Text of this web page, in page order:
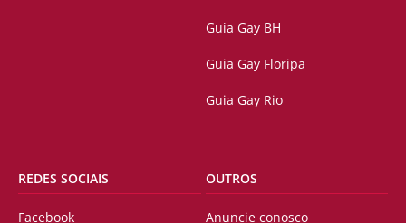
Guia Gay BH
Guia Gay Floripa
Guia Gay Rio
REDES SOCIAIS
Facebook
OUTROS
Anuncie conosco